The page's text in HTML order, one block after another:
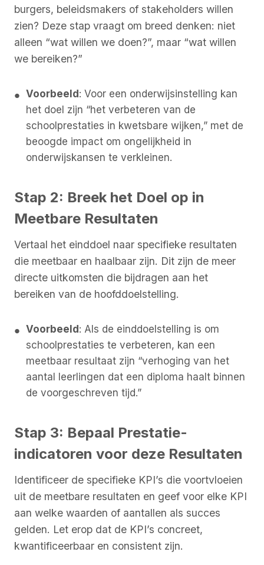
burgers, beleidsmakers of stakeholders willen
zien? Deze stap vraagt om breed denken: niet
alleen “wat willen we doen?”, maar “wat willen
we bereiken?”
Voorbeeld : Voor een onderwijsinstelling kan
het doel zijn “het verbeteren van de
schoolprestaties in kwetsbare wijken,” met de
beoogde impact om ongelijkheid in
onderwijskansen te verkleinen.
Stap 2: Breek het Doel op in
Meetbare Resultaten
Vertaal het einddoel naar specifieke resultaten
die meetbaar en haalbaar zijn. Dit zijn de meer
directe uitkomsten die bijdragen aan het
bereiken van de hoofddoelstelling.
Voorbeeld : Als de einddoelstelling is om
schoolprestaties te verbeteren, kan een
meetbaar resultaat zijn “verhoging van het
aantal leerlingen dat een diploma haalt binnen
de voorgeschreven tijd.”
Stap 3: Bepaal Prestatie-
indicatoren voor deze Resultaten
Identificeer de specifieke KPI’s die voortvloeien
uit de meetbare resultaten en geef voor elke KPI
aan welke waarden of aantallen als succes
gelden. Let erop dat de KPI’s concreet,
kwantificeerbaar en consistent zijn.